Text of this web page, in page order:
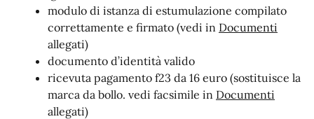
modulo di istanza di estumulazione compilato
correttamente e firmato (vedi in Documenti
allegati)
documento d’identità valido
ricevuta pagamento f23 da 16 euro (sostituisce la
marca da bollo. vedi facsimile in Documenti
allegati)